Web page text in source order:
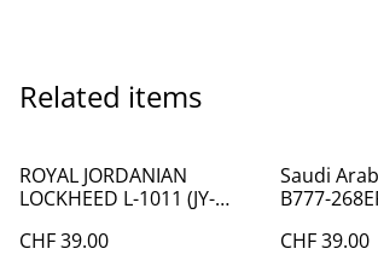
Related items
ROYAL JORDANIAN
LOCKHEED L-1011 (JY-
CHF 39.00
Saudi
B777-
CHF 39.00